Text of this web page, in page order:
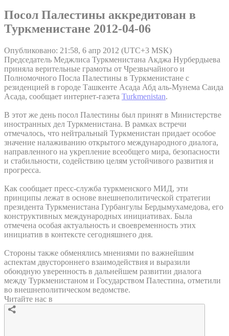
Посол Палестины аккредитован в
Туркменистане 2012-04-06
Опубликовано: 21:58, 6 апр 2012 (UTC+3 MSK)
Председатель Меджлиса Туркменистана Акджа Нурбердыева
приняла верительные грамоты от Чрезвычайного и
Полномочного Посла Палестины в Туркменистане с
резиденцией в городе Ташкенте Асада Абд аль-Мунема Саида
Асада, сообщает интернет-газета Turkmenistan.
В этот же день посол Палестины был принят в Министерстве
иностранных дел Туркменистана. В рамках встречи
отмечалось, что нейтральный Туркменистан придает особое
значение налаживанию открытого международного диалога,
направленного на укрепление всеобщего мира, безопасности
и стабильности, содействию целям устойчивого развития и
прогресса.
Как сообщает пресс-служба туркменского МИД, эти
принципы лежат в основе внешнеполитической стратегии
президента Туркменистана Гурбангулы Бердымухамедова, его
конструктивных международных инициативах. Была
отмечена особая актуальность и своевременность этих
инициатив в контексте сегодняшнего дня.
Стороны также обменялись мнениями по важнейшим
аспектам двустороннего взаимодействия и выразили
обоюдную уверенность в дальнейшем развитии диалога
между Туркменистаном и Государством Палестина, отметили
во внешнеполитическом ведомстве.
Читайте нас в